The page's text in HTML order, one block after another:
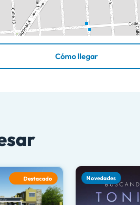
Cómo llegar
Destacado Novedades